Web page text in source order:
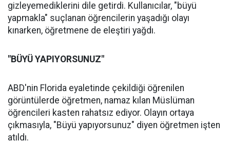
gizleyemediklerini dile getirdi. Kullanıcılar, "büyü
yapmakla" suçlanan öğrencilerin yaşadığı olayı
kınarken, öğretmene de eleştiri yağdı.
"BÜYÜ YAPIYORSUNUZ"
ABD'nin Florida eyaletinde çekildiği öğrenilen
görüntülerde öğretmen, namaz kılan Müslüman
öğrencileri kasten rahatsız ediyor. Olayın ortaya
çıkmasıyla, "Büyü yapıyorsunuz" diyen öğretmen işten
atıldı.